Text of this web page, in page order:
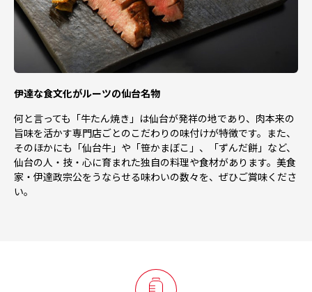
伊達な食文化がルーツの仙台名物
何と言っても「牛たん焼き」は仙台が発祥の地であり、肉本来の
旨味を活かす専門店ごとのこだわりの味付けが特徴です。また、
そのほかにも「仙台牛」や「笹かまぼこ」、「ずんだ餅」など、
仙台の人・技・心に育まれた独自の料理や食材があります。美食
家・伊達政宗公をうならせる味わいの数々を、ぜひご賞味くださ
い。